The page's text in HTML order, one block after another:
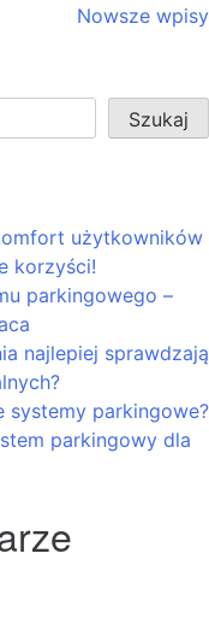
Nowsze wpisy
Szukaj
użytkowników
korzyści!
parkingowego –
najlepiej sprawdzają
systemy parkingowe?
parkingowy dla